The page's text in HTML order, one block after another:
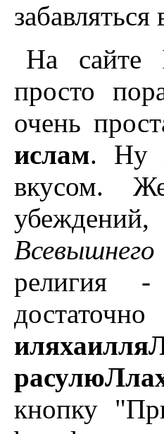
забавляться
На сайте
просто
очень
ислам. Ну
вкусом.
Всевышнего
религия -
кнопку